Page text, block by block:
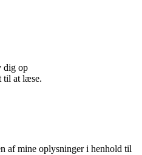
dig op
til at læse.
af mine oplysninger i henhold til